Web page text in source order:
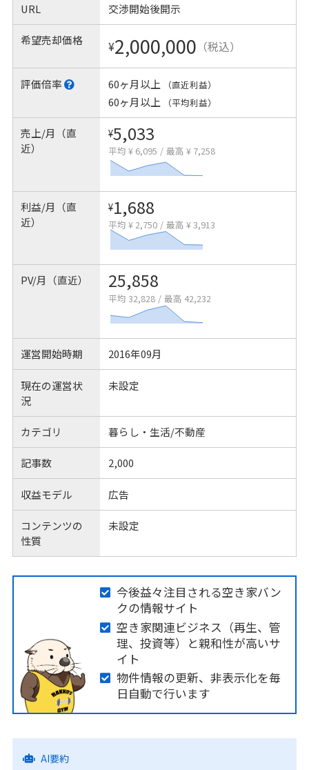
URL 交渉開始後開示
希望売却価格 ¥2,000,000 （税込）
評価倍率 60ヶ月以上 （直近利益）
60ヶ月以上 （平均利益）
売上/月（直
近）
¥5,033
平均 ¥ 6,095 / 最高 ¥ 7,258
利益/月（直
近）
¥1,688
平均 ¥ 2,750 / 最高 ¥ 3,913
PV/月（直近） 25,858
平均 32,828 / 最高 42,232
運営開始時期 2016年09月
現在の運営状
況
未設定
カテゴリ 暮らし・生活/不動産
記事数 2,000
収益モデル 広告
コンテンツの
性質
未設定
今後益々注目される空き家バン
クの情報サイト
空き家関連ビジネス（再生、管
理、投資等）と親和性が高いサ
イト
物件情報の更新、非表示化を毎
日自動で行います
AI要約